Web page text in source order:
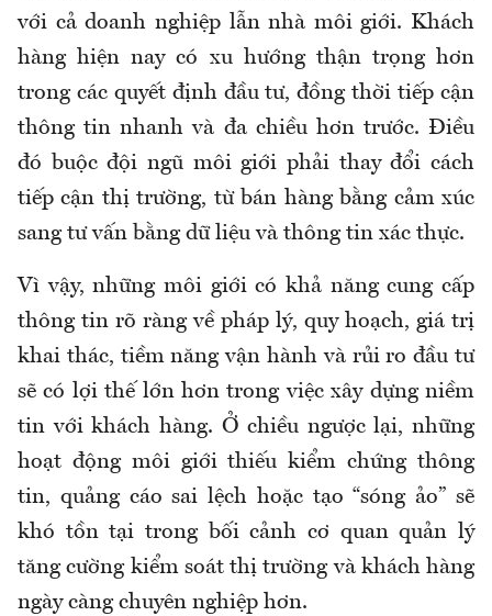
với cả doanh nghiệp lẫn nhà môi giới. Khách
hàng hiện nay có xu hướng thận trọng hơn
trong các quyết định đầu tư, đồng thời tiếp cận
thông tin nhanh và đa chiều hơn trước. Điều
đó buộc đội ngũ môi giới phải thay đổi cách
tiếp cận thị trường, từ bán hàng bằng cảm xúc
sang tư vấn bằng dữ liệu và thông tin xác thực.
Vì vậy, những môi giới có khả năng cung cấp
thông tin rõ ràng về pháp lý, quy hoạch, giá trị
khai thác, tiềm năng vận hành và rủi ro đầu tư
sẽ có lợi thế lớn hơn trong việc xây dựng niềm
tin với khách hàng. Ở chiều ngược lại, những
hoạt động môi giới thiếu kiểm chứng thông
tin, quảng cáo sai lệch hoặc tạo “sóng ảo” sẽ
khó tồn tại trong bối cảnh cơ quan quản lý
tăng cường kiểm soát thị trường và khách hàng
ngày càng chuyên nghiệp hơn.